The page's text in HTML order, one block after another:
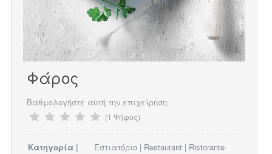
Φάρος
Βαθμολογήστε αυτή την επιχείρηση
(1 Ψήφος)
Κατηγορία |
Εστιατόριο | Restaurant | Ristorante